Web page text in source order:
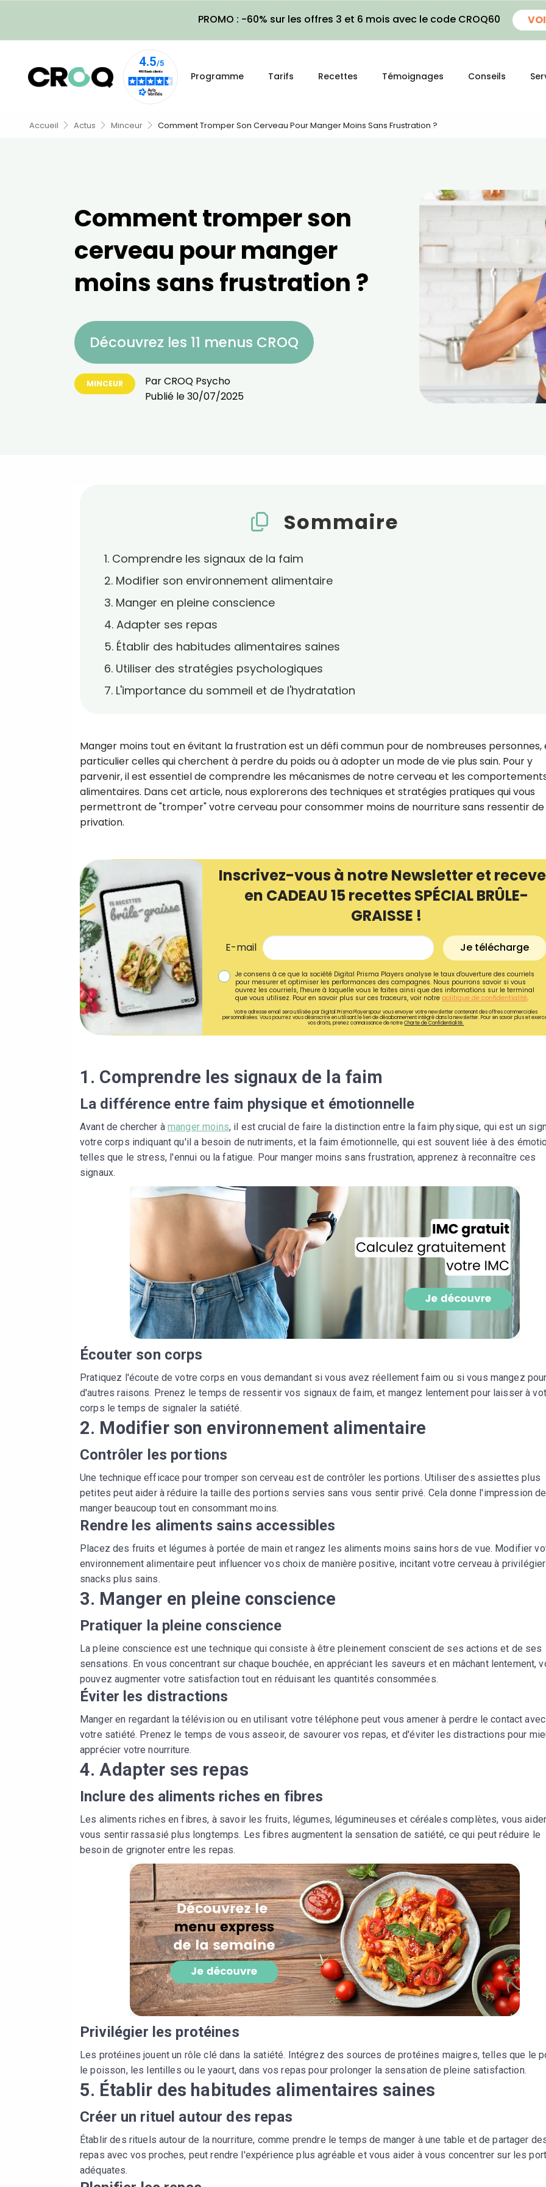
PROMO : -60% sur les offres 3 et 6 mois avec le code CROQ60
Programme Tarifs Recettes Témoignages Conseils
Accueil Actus Minceur Comment Tromper Son Cerveau Pour Manger Moins Sans Frustration ?
Comment tromper son
cerveau pour manger
moins sans frustration ?
Découvrez les 11 menus CROQ
MINCEUR ParCROQ Psycho
Publié le30/07/2025
Sommaire
1. Comprendre les signaux de la faim
2. Modifier son environnement alimentaire
3. Manger en pleine conscience
4. Adapter ses repas
5. Établir des habitudes alimentaires saines
6. Utiliser des stratégies psychologiques
7. L'importance du sommeil et de l'hydratation
Manger moins tout en évitant la frustration est un défi commun pour de nombreuses personnes,
particulier celles qui cherchent à perdre du poids ou à adopter un mode de vie plus sain. Pour y
parvenir, il est essentiel de comprendre les mécanismes de notre cerveau et les
alimentaires. Dans cet article, nous explorerons des techniques et stratégies pratiques qui vous
permettront de "tromper" votre cerveau pour consommer moins de nourriture sans ressentir de
privation.
Inscrivez-vous à notre Newsletter et
en CADEAU 15 recettes SPÉCIAL BRÛLE-
GRAISSE !
E-mail Je télécharge
Je consens à ce que la société Digital Prisma Players analyse le taux d'ouverture des courriels
pour mesurer et optimiser les performances des campagnes. Nous pourrons savoir si vous
ouvrez les courriels, l'heure à laquelle vous le faites ainsi que des informations sur le terminal
que vous utilisez. Pour en savoir plus sur ces traceurs, voir notre politique de confidentialité.
Votre adresse email sera utilisée par Digital Prisma Playerspour vous envoyer votre newsletter contenant des offres commerciales
personnalisées. Vous pourrez vous désinscrire en utilisant le lien de désabonnement intégré dans la newsletter. Pour en savoir plus et
vos droits, prenez connaissance de notreCharte de Confidentialité.
1. Comprendre les signaux de la faim
La différence entre faim physique et émotionnelle
Avant de chercher àmanger moins, il est crucial de faire la distinction entre la faim physique, qui est un
votre corps indiquant qu'il a besoin de nutriments, et la faim émotionnelle, qui est souvent liée à des
telles que le stress, l'ennui ou la fatigue. Pour manger moins sans frustration, apprenez à reconnaître ces
signaux.
Écouter son corps
Pratiquez l'écoute de votre corps en vous demandant si vous avez réellement faim ou si vous mangez
d'autres raisons. Prenez le temps de ressentir vos signaux de faim, et mangez lentement pour laisser à
corps le temps de signaler la satiété.
2. Modifier son environnement alimentaire
Contrôler les portions
Une technique efficace pour tromper son cerveau est de contrôler les portions. Utiliser des assiettes plus
petites peut aider à réduire la taille des portions servies sans vous sentir privé. Cela donne l'impression de
manger beaucoup tout en consommant moins.
Rendre les aliments sains accessibles
Placez des fruits et légumes à portée de main et rangez les aliments moins sains hors de vue. Modifier
environnement alimentaire peut influencer vos choix de manière positive, incitant votre cerveau à
snacks plus sains.
3. Manger en pleine conscience
Pratiquer la pleine conscience
La pleine conscience est une technique qui consiste à être pleinement conscient de ses actions et de ses
sensations. En vous concentrant sur chaque bouchée, en appréciant les saveurs et en mâchant lentement,
pouvez augmenter votre satisfaction tout en réduisant les quantités consommées.
Éviter les distractions
Manger en regardant la télévision ou en utilisant votre téléphone peut vous amener à perdre le contact avec
votre satiété. Prenez le temps de vous asseoir, de savourer vos repas, et d'éviter les distractions pour
apprécier votre nourriture.
4. Adapter ses repas
Inclure des aliments riches en fibres
Les aliments riches en fibres, à savoir les fruits, légumes, légumineuses et céréales complètes, vous
vous sentir rassasié plus longtemps. Les fibres augmentent la sensation de satiété, ce qui peut réduire le
besoin de grignoter entre les repas.
Privilégier les protéines
Les protéines jouent un rôle clé dans la satiété. Intégrez des sources de protéines maigres, telles que le
le poisson, les lentilles ou le yaourt, dans vos repas pour prolonger la sensation de pleine satisfaction.
5. Établir des habitudes alimentaires saines
Créer un rituel autour des repas
Établir des rituels autour de la nourriture, comme prendre le temps de manger à une table et de partager
repas avec vos proches, peut rendre l'expérience plus agréable et vous aider à vous concentrer sur les
adéquates.
Recevez
CROQ.
Je consens à ce que la société
performances des campagnes.
pourrons savoir si vous ouvrez les
l'heure à laquelle vous le faites
des informations sur le terminal
utilisez. Pour en savoir plus sur ces
voir notrepolitique de
Je reçois mon cadeau !
Votre adresse email sera utilisée par Digital Prisma
envoyer votre newsletter contenant des offres
personnalisées. Vous pourrez vous désinscrire en
désabonnement intégré dans la newsletter. Pour en
exercer vos droits, prenez connaissance de notre
Confidentialité.